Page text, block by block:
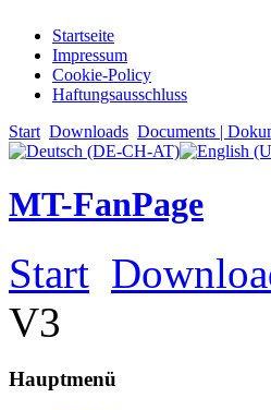
Startseite
Impressum
Cookie-Policy
Haftungsausschluss
Start Downloads Documents |
MT-FanPage
Start
V3
Hauptmenü